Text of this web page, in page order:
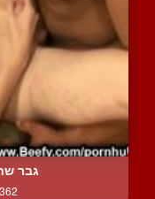
גבר
6362